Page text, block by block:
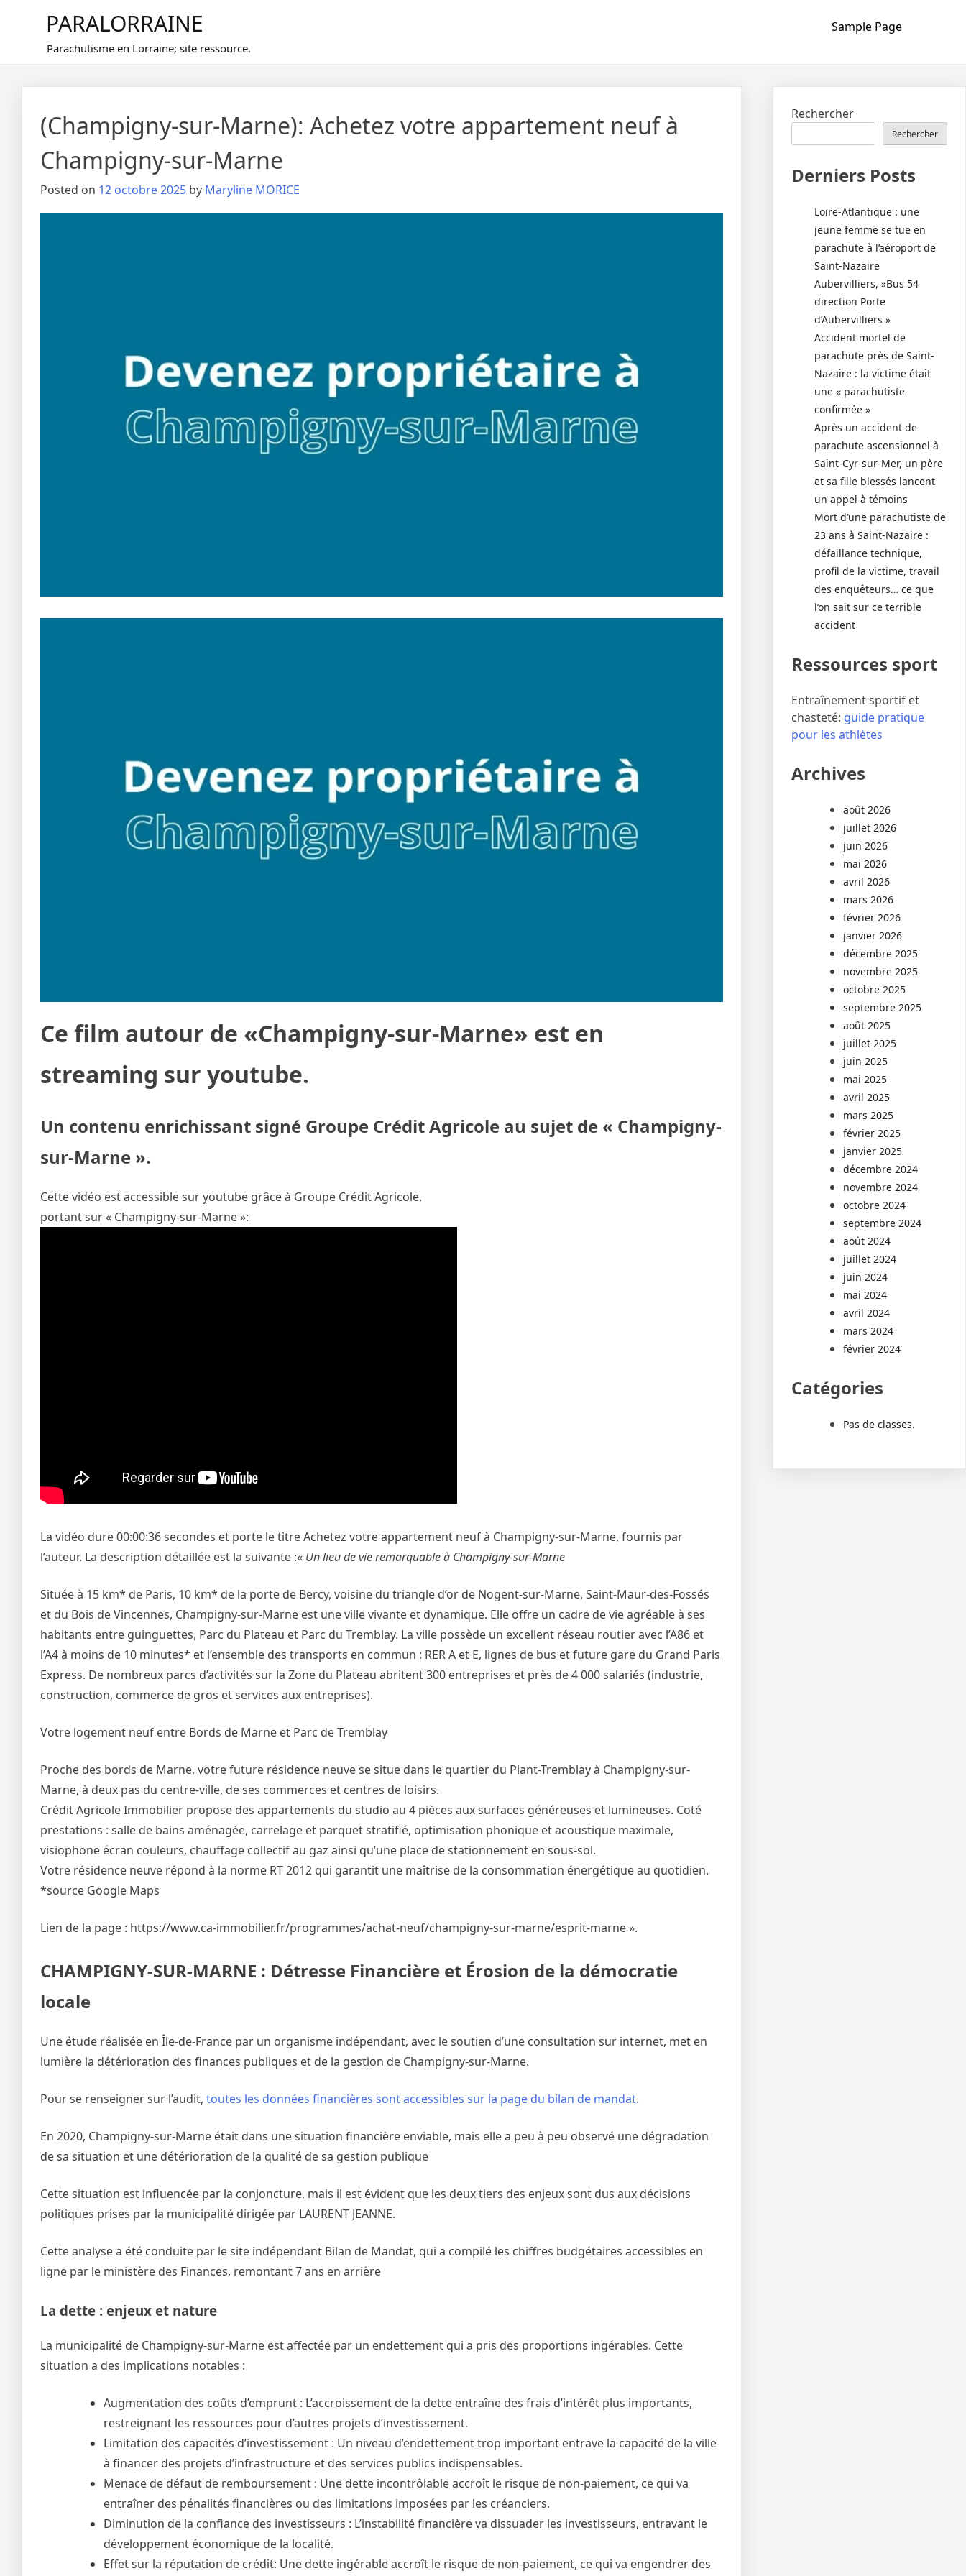
PARALORRAINE
Parachutisme en Lorraine; site ressource.
Sample Page
(Champigny-sur-Marne): Achetez votre appartement neuf à
Champigny-sur-Marne
Posted on 12 octobre 2025 by Maryline MORICE
Ce film autour de «Champigny-sur-Marne» est en
streaming sur youtube.
Un contenu enrichissant signé Groupe Crédit Agricole au sujet de « Champigny-
sur-Marne ».
Cette vidéo est accessible sur youtube grâce à Groupe Crédit Agricole.
portant sur « Champigny-sur-Marne »:
La vidéo dure 00:00:36 secondes et porte le titre Achetez votre appartement neuf à Champigny-sur-Marne, fournis par
l’auteur. La description détaillée est la suivante :« Un lieu de vie remarquable à Champigny-sur-Marne
Située à 15 km* de Paris, 10 km* de la porte de Bercy, voisine du triangle d’or de Nogent-sur-Marne, Saint-Maur-des-Fossés
et du Bois de Vincennes, Champigny-sur-Marne est une ville vivante et dynamique. Elle offre un cadre de vie agréable à ses
habitants entre guinguettes, Parc du Plateau et Parc du Tremblay. La ville possède un excellent réseau routier avec l’A86 et
l’A4 à moins de 10 minutes* et l’ensemble des transports en commun : RER A et E, lignes de bus et future gare du Grand Paris
Express. De nombreux parcs d’activités sur la Zone du Plateau abritent 300 entreprises et près de 4 000 salariés (industrie,
construction, commerce de gros et services aux entreprises).
Votre logement neuf entre Bords de Marne et Parc de Tremblay
Proche des bords de Marne, votre future résidence neuve se situe dans le quartier du Plant-Tremblay à Champigny-sur-
Marne, à deux pas du centre-ville, de ses commerces et centres de loisirs.
Crédit Agricole Immobilier propose des appartements du studio au 4 pièces aux surfaces généreuses et lumineuses. Coté
prestations : salle de bains aménagée, carrelage et parquet stratifié, optimisation phonique et acoustique maximale,
visiophone écran couleurs, chauffage collectif au gaz ainsi qu’une place de stationnement en sous-sol.
Votre résidence neuve répond à la norme RT 2012 qui garantit une maîtrise de la consommation énergétique au quotidien.
*source Google Maps
Lien de la page : https://www.ca-immobilier.fr/programmes/achat-neuf/champigny-sur-marne/esprit-marne ».
CHAMPIGNY-SUR-MARNE : Détresse Financière et Érosion de la démocratie
locale
Une étude réalisée en Île-de-France par un organisme indépendant, avec le soutien d’une consultation sur internet, met en
lumière la détérioration des finances publiques et de la gestion de Champigny-sur-Marne.
Pour se renseigner sur l’audit, toutes les données financières sont accessibles sur la page du bilan de mandat.
En 2020, Champigny-sur-Marne était dans une situation financière enviable, mais elle a peu à peu observé une dégradation
de sa situation et une détérioration de la qualité de sa gestion publique
Cette situation est influencée par la conjoncture, mais il est évident que les deux tiers des enjeux sont dus aux décisions
politiques prises par la municipalité dirigée par LAURENT JEANNE.
Cette analyse a été conduite par le site indépendant Bilan de Mandat, qui a compilé les chiffres budgétaires accessibles en
ligne par le ministère des Finances, remontant 7 ans en arrière
La dette : enjeux et nature
La municipalité de Champigny-sur-Marne est affectée par un endettement qui a pris des proportions ingérables. Cette
situation a des implications notables :
Augmentation des coûts d’emprunt : L’accroissement de la dette entraîne des frais d’intérêt plus importants,
restreignant les ressources pour d’autres projets d’investissement.
Limitation des capacités d’investissement : Un niveau d’endettement trop important entrave la capacité de la ville
à financer des projets d’infrastructure et des services publics indispensables.
Menace de défaut de remboursement : Une dette incontrôlable accroît le risque de non-paiement, ce qui va
entraîner des pénalités financières ou des limitations imposées par les créanciers.
Diminution de la confiance des investisseurs : L’instabilité financière va dissuader les investisseurs, entravant le
développement économique de la localité.
Effet sur la réputation de crédit: Une dette ingérable accroît le risque de non-paiement, ce qui va engendrer des
Rechercher
Rechercher
Derniers Posts
Loire-Atlantique : une
jeune femme se tue en
parachute à l’aéroport de
Saint-Nazaire
Aubervilliers, »Bus 54
direction Porte
d’Aubervilliers »
Accident mortel de
parachute près de Saint-
Nazaire : la victime était
une « parachutiste
confirmée »
Après un accident de
parachute ascensionnel à
Saint-Cyr-sur-Mer, un père
et sa fille blessés lancent
un appel à témoins
Mort d’une parachutiste de
23 ans à Saint-Nazaire :
défaillance technique,
profil de la victime, travail
des enquêteurs… ce que
l’on sait sur ce terrible
accident
Ressources sport
Entraînement sportif et
chasteté: guide pratique
pour les athlètes
Archives
août 2026
juillet 2026
juin 2026
mai 2026
avril 2026
mars 2026
février 2026
janvier 2026
décembre 2025
novembre 2025
octobre 2025
septembre 2025
août 2025
juillet 2025
juin 2025
mai 2025
avril 2025
mars 2025
février 2025
janvier 2025
décembre 2024
novembre 2024
octobre 2024
septembre 2024
août 2024
juillet 2024
juin 2024
mai 2024
avril 2024
mars 2024
février 2024
Catégories
Pas de classes.